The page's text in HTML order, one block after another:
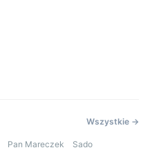
Wszystkie →
Pan Mareczek Sado